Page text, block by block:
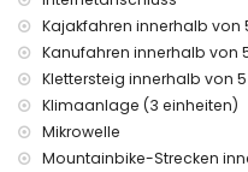
Einrichtungen und
Poolheizung
Zusatzbett und
Unterhaltungs- und
Xàbia, Costa Blanca
Kajakfahren innerhalb von
Kanufahren innerhalb von
Klettersteig innerhalb von 5
Klimaanlage (3 einheiten)
Mikrowelle
Mountainbike-Strecken